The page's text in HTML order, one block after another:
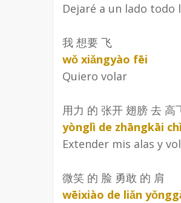
Dejaré a un lado todo
我 想要 飞
wǒ xiǎngyào fēi
Quiero volar
用力 的 张开 翅膀 去 高
yònglì de zhāngkāi
Extender mis alas y
微笑 的 脸 勇敢 的 肩
wēixiào de liǎn